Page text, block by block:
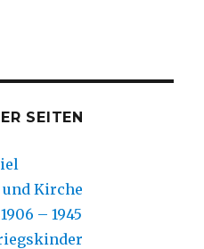
SEITEN
Kirche
– 1945